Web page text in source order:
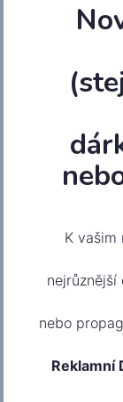
K vašim
nejrůznější
nebo
Reklamní